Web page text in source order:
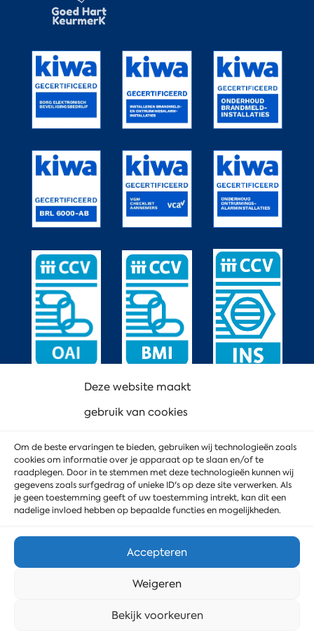
Deze website maakt
gebruik van cookies
Om de beste ervaringen te bieden, gebruiken wij technologieën zoals
cookies om informatie over je apparaat op te slaan en/of te
raadplegen. Door in te stemmen met deze technologieën kunnen wij
gegevens zoals surfgedrag of unieke ID's op deze site verwerken. Als
je geen toestemming geeft of uw toestemming intrekt, kan dit een
nadelige invloed hebben op bepaalde functies en mogelijkheden.
Accepteren
Weigeren
Bekijk voorkeuren
Privacyverklaring
Webdesign door DoubleWeb
Stuur ons een bericht